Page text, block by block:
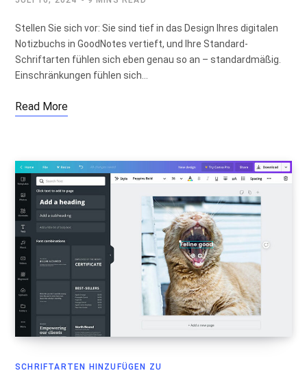
Stellen Sie sich vor: Sie sind tief in das Design Ihres digitalen
Notizbuchs in GoodNotes vertieft, und Ihre Standard-
Schriftarten fühlen sich eben genau so an – standardmäßig.
Einschränkungen fühlen sich…
Read More
SCHRIFTARTEN HINZUFÜGEN ZU